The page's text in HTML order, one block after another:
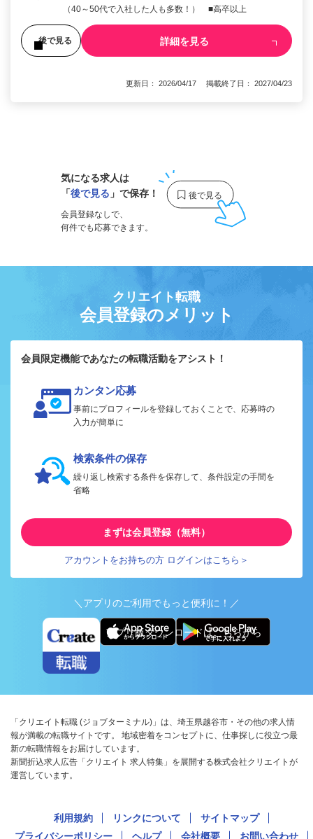
（40～50代で入社した人も多数！） ■高卒以上
後で見る 詳細を見る
更新日： 2026/04/17 掲載終了日： 2027/04/23
気になる求人は
「後で見る 」で保存！
会員登録なしで、
何件でも応募できます。
クリエイト転職
会員登録のメリット
会員限定機能であなたの転職活動をアシスト！
カンタン応募
事前にプロフィールを登録しておくことで、応募時の
入力が簡単に
検索条件の保存
繰り返し検索する条件を保存して、条件設定の手間を
省略
まずは会員登録（無料）
アカウントをお持ちの方 ログインはこちら＞
＼アプリのご利用でもっと便利に！／
アプリ版ダウンロードはこちらから
「クリエイト転職 (ジョブターミナル)」は、埼玉県越谷市・その他の求人情
報が満載の転職サイトです。 地域密着をコンセプトに、仕事探しに役立つ最
新の転職情報をお届けしています。
新聞折込求人広告「クリエイト 求人特集」を展開する株式会社クリエイトが
運営しています。
利用規約 リンクについて
サイトマップ
プライバシーポリシー
ヘルプ 会社概要 お問い合わせ